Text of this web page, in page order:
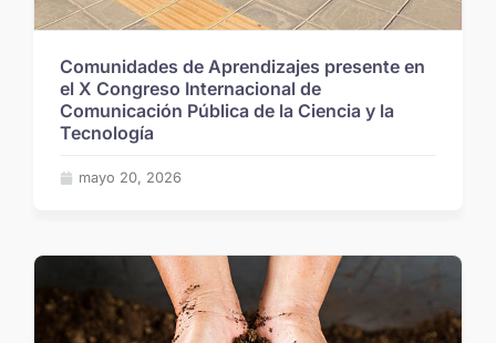
Comunidades de Aprendizajes presente en
el X Congreso Internacional de
Comunicación Pública de la Ciencia y la
Tecnología
mayo 20, 2026